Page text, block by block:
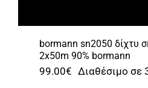
bormann sn2050 δίχτυ
2x50m 90% bormann
99.00€ Διαθέσιμο σε